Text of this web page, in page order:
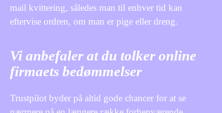
mail kvittering, således man til enhver tid kan
eftervise ordren, om man er pige eller dreng.
Vi anbefaler at du tolker online
firmaets bedømmelser
Trustpilot byder på altid gode chancer for at se